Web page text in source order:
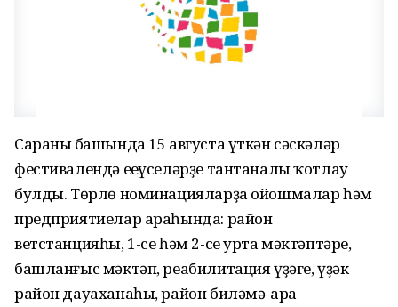
Сараның башында 15 августа үткән сәскәләр
фестивалендә еңеүселәрҙе тантаналы ҡотлау
булды. Төрлө номинацияларҙа ойошмалар һәм
предприятиелар араһында: район
ветстанцияһы, 1-се һәм 2-се урта мәктәптәре,
башланғыс мәктәп, реабилитация үҙәге, үҙәк
район дауаханаһы, район биләмә-ара